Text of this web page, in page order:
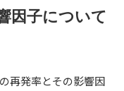
因子について
再発率とその影響因